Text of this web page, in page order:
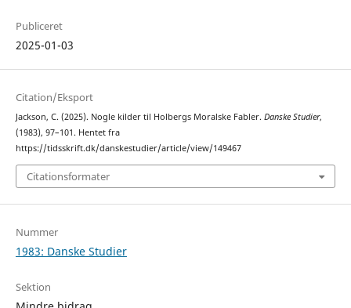
Publiceret
2025-01-03
Citation/Eksport
Jackson, C. (2025). Nogle kilder til Holbergs Moralske Fabler. Danske Studier,
(1983), 97–101. Hentet fra
https://tidsskrift.dk/danskestudier/article/view/149467
Citationsformater
Nummer
1983: Danske Studier
Sektion